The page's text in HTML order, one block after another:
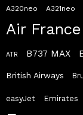
A320neo A321neo
Air France
ATR B737 MAX
British Airways
easyJet Emirates